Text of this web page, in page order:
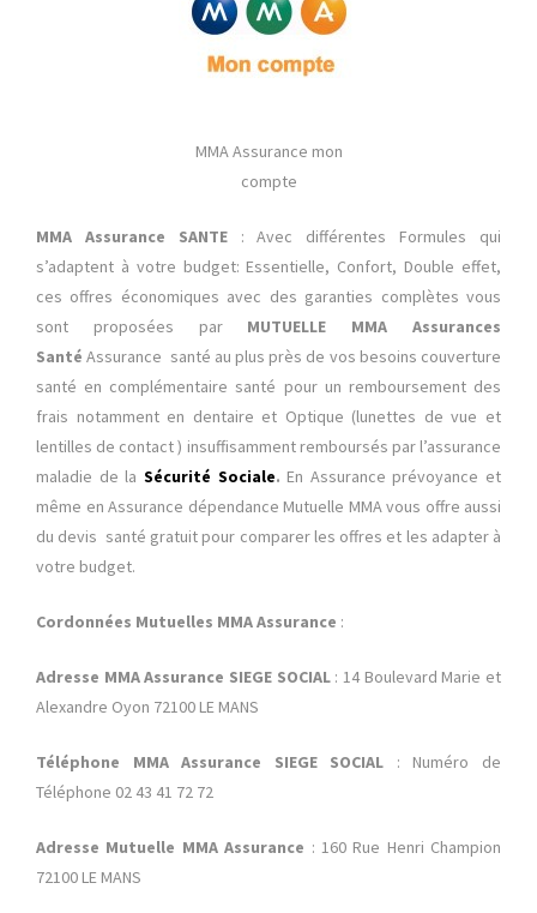
MMA Assurance mon
compte
MMA Assurance SANTE : Avec différentes Formules qui
s’adaptent à votre budget: Essentielle, Confort, Double effet,
ces offres économiques avec des garanties complètes vous
sont proposées parMUTUELLE MMA Assurances
SantéAssurance santé au plus près de vos besoins couverture
santé en complémentaire santé pour un remboursement des
frais notamment en dentaire et Optique (lunettes de vue et
lentilles de contact ) insuffisamment remboursés par l’assurance
maladie de la Sécurité Sociale. En Assurance prévoyance et
même en Assurance dépendance Mutuelle MMA vous offre aussi
du devis santé gratuit pour comparer les offres et les adapter à
votre budget.
Cordonnées Mutuelles MMA Assurance :
Adresse MMA Assurance SIEGE SOCIAL: 14 Boulevard Marie et
Alexandre Oyon 72100 LE MANS
Téléphone MMA Assurance SIEGE SOCIAL : Numéro de
Téléphone 02 43 41 72 72
Adresse Mutuelle MMA Assurance : 160 Rue Henri Champion
72100 LE MANS